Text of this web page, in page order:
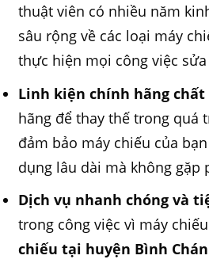
thuật viên có nhiều năm
sâu rộng về các loại máy
thực hiện mọi công việc
Linh kiện chính hãng
hãng để thay thế trong quá
đảm bảo máy chiếu của
dụng lâu dài mà không gặp
Dịch vụ nhanh chóng và
trong công việc vì máy
chiếu tại huyện Bình